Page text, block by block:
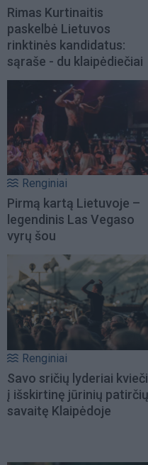
Rimas Kurtinaitis
paskelbė Lietuvos
rinktinės kandidatus:
sąraše - du klaipėdiečiai
Renginiai
Pirmą kartą Lietuvoje –
legendinis Las Vegaso
vyrų šou
Renginiai
Savo sričių lyderiai
į išskirtinę jūrinių patirčių
savaitę Klaipėdoje